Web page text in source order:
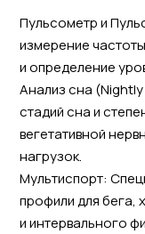
Пульсометр и
измерение
и определение
Анализ сна
стадий сна и
вегетативной
нагрузок.
Мультиспорт:
профили для бега,
и интервального